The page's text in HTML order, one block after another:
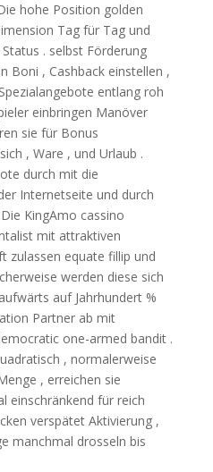
hohe Position golden
Tag für Tag und
. selbst Förderung
Boni , Cashback einstellen ,
entlang roh
einbringen Manöver
sie für Bonus
, Ware , und Urlaub .
durch mit die
Internetseite und durch
KingAmo cassino
mit attraktiven
zulassen equate fillip und
werden diese sich
auf Jahrhundert %
Partner ab mit
one-armed bandit .
, normalerweise
, erreichen sie
einschränkend für reich
verspätet Aktivierung ,
manchmal drosseln bis